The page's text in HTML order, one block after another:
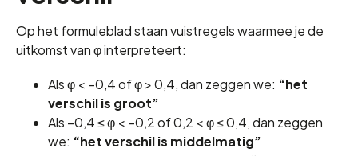
Op het formuleblad staan vuistregels waarmee je de
uitkomst van φ interpreteert:
Als φ < −0,4 of φ > 0,4, dan zeggen we: “het
verschil is groot”
Als −0,4 ≤ φ < −0,2 of 0,2 < φ ≤ 0,4, dan zeggen
we: “het verschil is middelmatig”